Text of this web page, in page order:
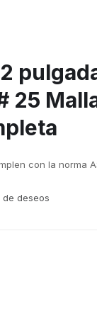
25
con la norma
deseos